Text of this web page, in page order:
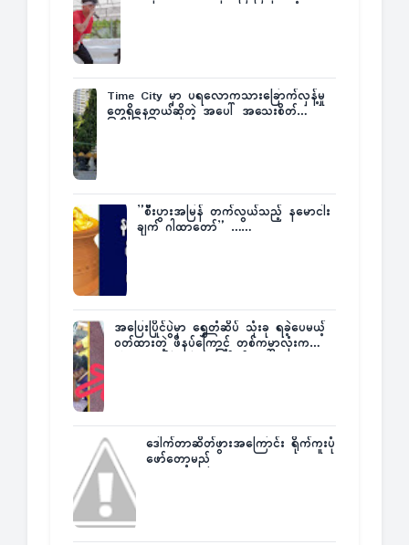
Time City မှာ ပရလောကသားခြောက်လှန့်မှု
တွေရှိနေတယ်ဆိုတဲ့ အပေါ် အသေးစိတ်
”စီးပွားအမြန် တက်လွယ်သည့် နမောငါး
ချက် ဂါထာတော်” ……
အပြေးပြိုင်ပွဲမှာ ရွှေတံဆိပ် သုံးခု ရခဲ့ပေမယ့်
ဝတ်ထားတဲ့ ဖိနပ်ကြောင့် တစ်ကမ္ဘာလုံးက
ဒေါက်တာဆိတ်ဖွားအကြောင်း ရိုက်ကူးပုံ
ဖော်တော့မည်